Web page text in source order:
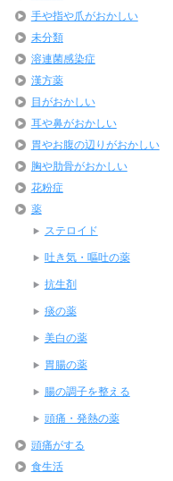
手や指や爪がおかしい
未分類
溶連菌感染症
漢方薬
目がおかしい
耳や鼻がおかしい
胃やお腹の辺りがおかしい
胸や肋骨がおかしい
花粉症
薬
ステロイド
吐き気・嘔吐の薬
抗生剤
痰の薬
美白の薬
胃腸の薬
腸の調子を整える
頭痛・発熱の薬
頭痛がする
食生活